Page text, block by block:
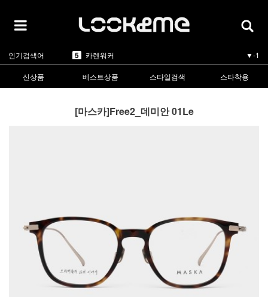
인기검색어
2 마스카 ▲3
3 린드버그 ▲1
5
1 라피스센시블레
▲5
신상품
베스트상품 스타일검색 스타착용
[마스카]Free2_데미안 01Le